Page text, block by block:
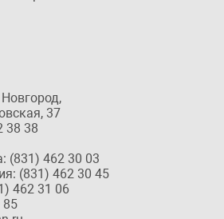
37
38 38
(831) 462 30 03
(831) 462 30 45
462 31 06
85